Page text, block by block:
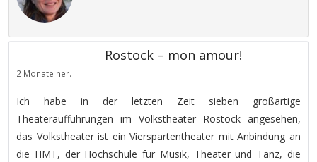
Rostock – mon amour!
2 Monate her.
Ich habe in der letzten Zeit sieben großartige
Theateraufführungen im Volkstheater Rostock angesehen,
das Volkstheater ist ein Vierspartentheater mit Anbindung an
die HMT, der Hochschule für Musik, Theater und Tanz, die